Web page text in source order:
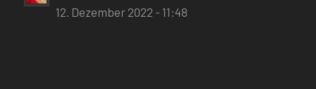
12. Dezember 2022 - 11:48